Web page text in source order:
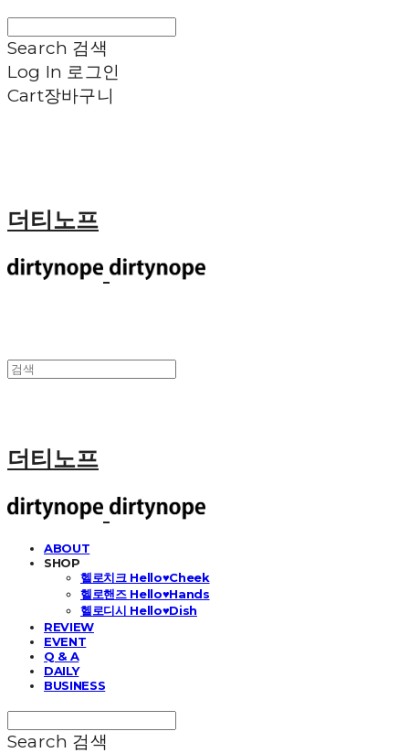
Search 검색
Log In 로그인
Cart장바구니
더티노프
더티노프
ABOUT
SHOP
헬로치크 Hello♥Cheek
헬로핸즈 Hello♥Hands
헬로디시 Hello♥Dish
REVIEW
EVENT
Q & A
DAILY
BUSINESS
Search 검색